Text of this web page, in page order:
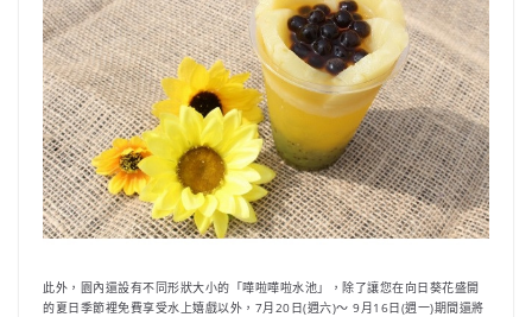
此外，園內還設有不同形狀大小的「嘩啦嘩啦水池」，除了讓您在向日葵花盛開
的夏日季節裡免費享受水上嬉戲以外，7月20日(週六)～ 9月16日(週一)期間還將